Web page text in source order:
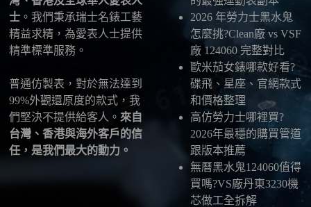
服在出貨前會跟您確認清楚。
最後：喜歡就別拖太久，有些熱門款現貨數量有
限，早一步確認，就能早一點戴上喜歡的腕錶。
士 。我們秉承瑞士名錶工藝
精益求精，為愛表人士提供
精準標準服務。
普通仿製表，對於無法達到
99%外觀還原度的款式，我
們堅決不提供給客人。 來自
台灣、香港與海外客戶的信
任，是我們最大的動力。
2026 年勞力士黑水鬼
怎麼挑?Clean廠 vs VSF
廠 124060 完整對比
歐米茄女錶哪款好看?
碟飛、星座、官網款式
和價格整理
高仿勞力士哪裡買?
2026年最穩的購買管道
跟版本推薦
無曆黑水鬼124060值得
買嗎?VS廠丹東3230機
芯做工全拆解